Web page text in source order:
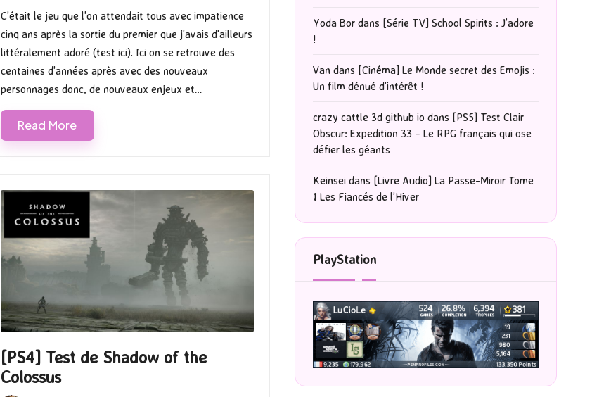
by
C'était le jeu que l'on attendait tous avec impatience
cinq ans après la sortie du premier que j'avais d'ailleurs
littéralement adoré (test ici). Ici on se retrouve des
centaines d'années après avec des nouveaux
personnages donc, de nouveaux enjeux et…
Read More
[PS4] Test de Shadow of the
Colossus
Yoda Bordans [Série TV] School Spirits : J’adore
!
Van dans [Cinéma] Le Monde secret des Emojis :
Un film dénué d’intérêt !
crazy cattle 3d github io dans [PS5] Test Clair
Obscur: Expedition 33 – Le RPG français qui ose
défier les géants
Keinseidans [Livre Audio] La Passe-Miroir Tome
1 Les Fiancés de l’Hiver
PlayStation